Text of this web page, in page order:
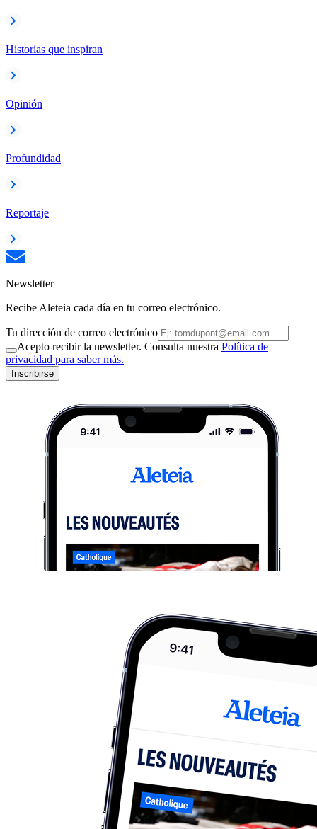
Historias que inspiran
Opinión
Profundidad
Reportaje
Newsletter
Recibe Aleteia cada día en tu correo electrónico.
Tu dirección de correo electrónico
Acepto recibir la newsletter. Consulta nuestra Política de
privacidad para saber más.
Inscribirse